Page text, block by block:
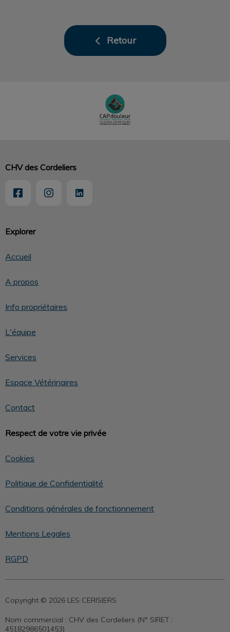
Retour
Explorer
Accueil
A propos
Info propriétaires
L'équipe
Services
Espace Vétérinaires
Contact
Respect de votre vie privée
Cookies
Politique de Confidentialité
Conditions générales de fonctionnement
Mentions Legales
RGPD
CHV des Cordeliers
Copyright © 2026 LES CERISIERS
Nom commercial : CHV des Cordeliers (N° SIRET :
45182986501453)